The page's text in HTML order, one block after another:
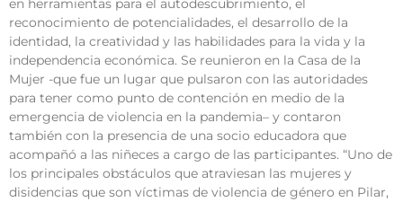
en herramientas para el autodescubrimiento, el
reconocimiento de potencialidades, el desarrollo de la
identidad, la creatividad y las habilidades para la vida y la
independencia económica. Se reunieron en la Casa de la
Mujer -que fue un lugar que pulsaron con las autoridades
para tener como punto de contención en medio de la
emergencia de violencia en la pandemia– y contaron
también con la presencia de una socio educadora que
acompañó a las niñeces a cargo de las participantes. “Uno de
los principales obstáculos que atraviesan las mujeres y
disidencias que son víctimas de violencia de género en Pilar,